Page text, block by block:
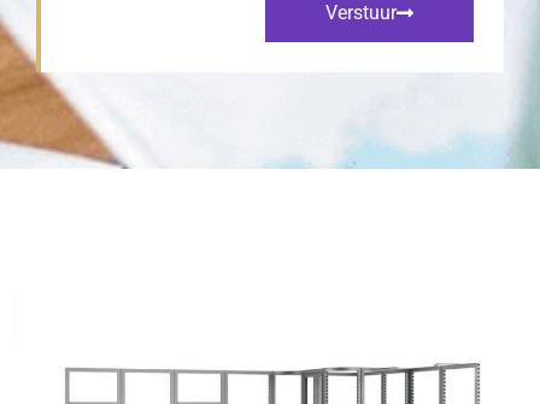
Verstuur